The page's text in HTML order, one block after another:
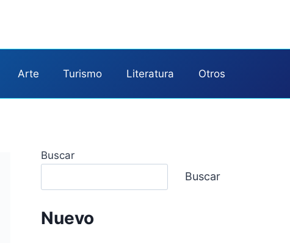
Arte Turismo Literatura Otros
Buscar
Buscar
Nuevo